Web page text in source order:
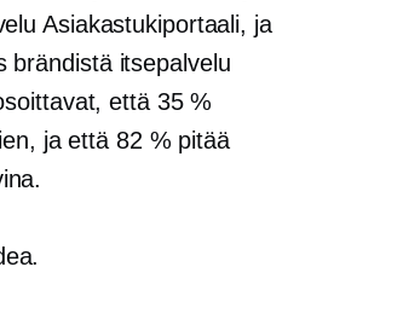
Asiakastukiportaali, ja
brändistä itsepalvelu
että 35 %
ja että 82 % pitää